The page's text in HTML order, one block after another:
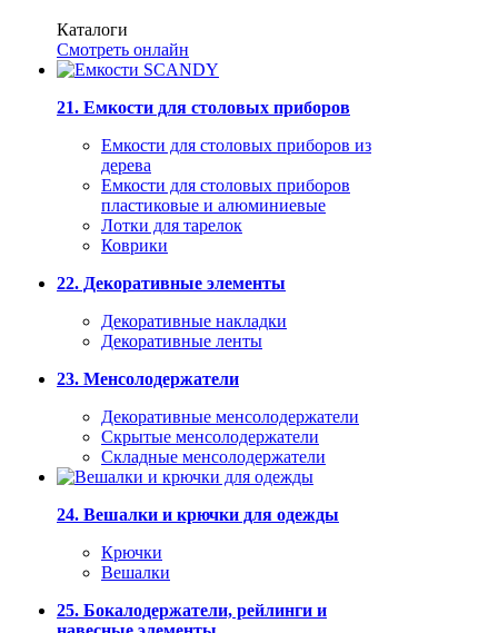
Каталоги
Смотреть онлайн
21. Емкости для столовых приборов
Емкости для столовых приборов из
дерева
Емкости для столовых приборов
пластиковые и алюминиевые
Лотки для тарелок
Коврики
22. Декоративные элементы
Декоративные накладки
Декоративные ленты
23. Менсолодержатели
Декоративные менсолодержатели
Скрытые менсолодержатели
Складные менсолодержатели
24. Вешалки и крючки для одежды
Крючки
Вешалки
25. Бокалодержатели, рейлинги и